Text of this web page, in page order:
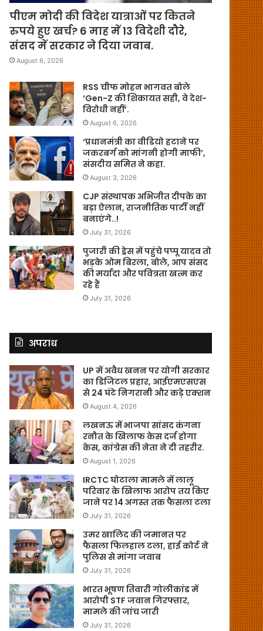
पीएम मोदी की विदेश यात्राओं पर कितने
रुपये हुए खर्च? 6 माह में 13 विदेशी दौरे,
संसद में सरकार ने दिया जवाब.
August 6, 2026
RSS चीफ मोहन भागवत बोले
‘Gen-Z की शिकायत सही, वे देश-
विरोधी नहीं’.
August 6, 2026
‘प्रधानमंत्री का वीडियो हटाने पर
जकरबर्ग को मांगनी होगी माफी’,
संसदीय समित ने कहा.
August 3, 2026
CJP संस्थापक अभिजीत दीपके का
बड़ा ऐलान, राजनीतिक पार्टी नहीं
बनाएंगे..!
July 31, 2026
पुजारी की ड्रेस में पहुंचे पप्पू यादव तो
भड़के ओम बिरला, बोले, आप संसद
की मर्यादा और पवित्रता खत्म कर
रहे हैं
July 31, 2026
अपराध
UP में अवैध खनन पर योगी सरकार
का डिजिटल प्रहार, आईएमएसएस
से 24 घंटे निगरानी और कड़े एक्शन
August 4, 2026
लखनऊ में भाजपा सांसद कंगना
रनौत के खिलाफ केस दर्ज होगा
केस, कांग्रेस की नेता ने दी तहरीर.
August 1, 2026
IRCTC घोटाला मामले में लालू
परिवार के खिलाफ आरोप तय किए
जाने पर 14 अगस्त तक फैसला टला
July 31, 2026
उमर खालिद की जमानत पर
फैसला फिलहाल टला, हाई कोर्ट ने
पुलिस से मांगा जवाब
July 31, 2026
भारत भूषण तिवारी गोलीकांड में
आरोपी STF जवान गिरफ्तार,
मामले की जांच जारी
July 31, 2026